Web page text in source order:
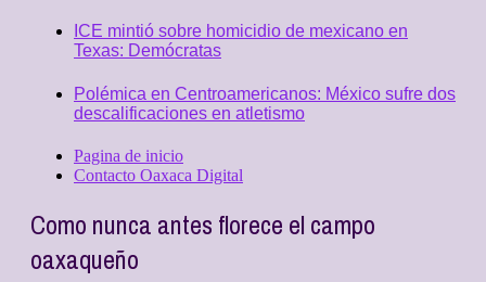
ICE mintió sobre homicidio de mexicano en
Texas: Demócratas
Polémica en Centroamericanos: México sufre dos
descalificaciones en atletismo
Pagina de inicio
Contacto Oaxaca Digital
Como nunca antes florece el campo
oaxaqueño